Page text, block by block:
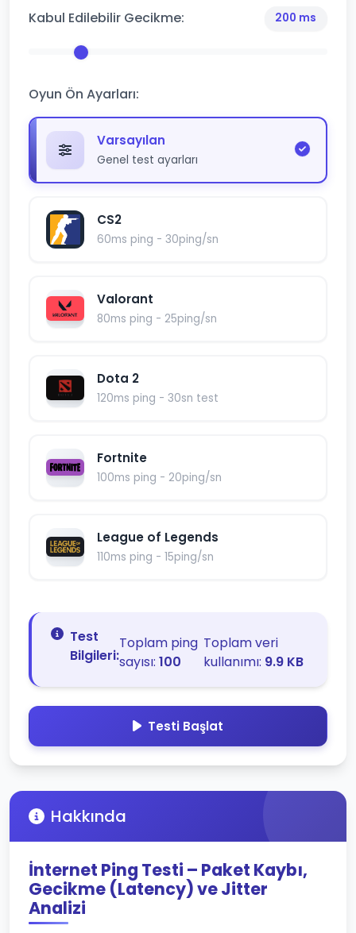
Kabul Edilebilir Gecikme: 200 ms
Oyun Ön Ayarları:
Varsayılan
Genel test ayarları
CS2
60ms ping - 30ping/sn
Valorant
80ms ping - 25ping/sn
Dota 2
120ms ping - 30sn test
Fortnite
100ms ping - 20ping/sn
League of Legends
110ms ping - 15ping/sn
Test
Bilgileri:
Toplam ping
sayısı: 100
Toplam veri
kullanımı: 9.9 KB
Testi Başlat
Hakkında
İnternet Ping Testi – Paket Kaybı,
Gecikme (Latency) ve Jitter
Analizi